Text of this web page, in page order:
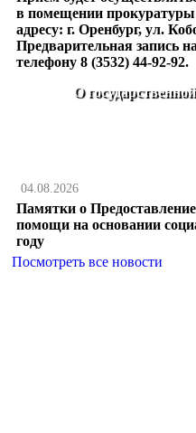
в помещении прокуратуры
адресу: г. Оренбург, ул.
Предварительная запись
телефону 8 (3532) 44-92-92.
О
04.08.2026
Памятки о
помощи на основании
году
Посмотреть все новости